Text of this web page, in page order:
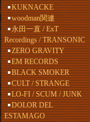
KUKNACKE
woodman関連
永田一直 / ExT
Recordings / TRANSONIC
ZERO GRAVITY
EM RECORDS
BLACK SMOKER
CULT / STRANGE
LO-FI / SCUM / JUNK
DOLOR DEL
ESTAMAGO